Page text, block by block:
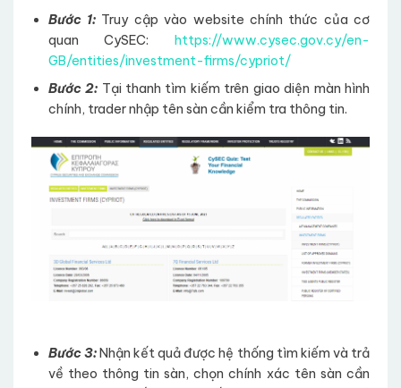
Bước 1: Truy cập vào website chính thức của cơ
quan CySEC: https://www.cysec.gov.cy/en-
GB/entities/investment-firms/cypriot/
Bước 2: Tại thanh tìm kiếm trên giao diện màn hình
chính, trader nhập tên sàn cần kiểm tra thông tin.
Bước 3:Nhận kết quả được hệ thống tìm kiếm và trả
về theo thông tin sàn, chọn chính xác tên sàn cần